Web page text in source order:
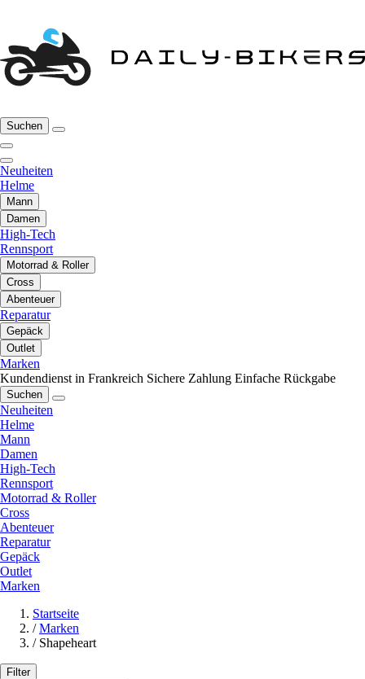
Suchen
Neuheiten
Helme
Mann
Damen
High-Tech
Rennsport
Motorrad & Roller
Cross
Abenteuer
Reparatur
Gepäck
Outlet
Marken
Kundendienst in Frankreich Sichere Zahlung Einfache Rückgabe
Suchen
Neuheiten
Helme
Mann
Damen
High-Tech
Rennsport
Motorrad & Roller
Cross
Abenteuer
Reparatur
Gepäck
Outlet
Marken
Startseite
/ Marken
/ Shapeheart
Filter